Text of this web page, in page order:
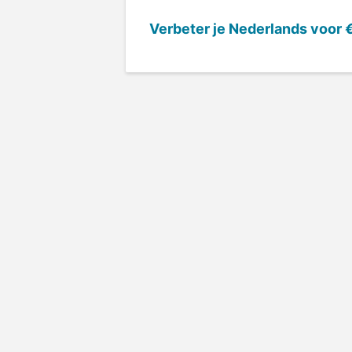
Verbeter je Nederlands voor